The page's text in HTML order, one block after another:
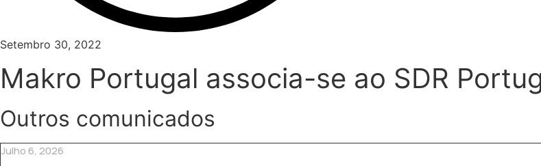
Setembro 30, 2022
Makro Portugal associa-se ao SDR
Outros comunicados
Julho 6, 2026